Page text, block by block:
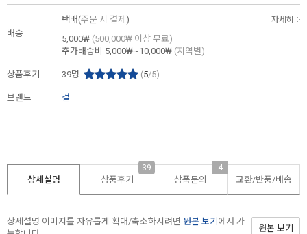
배송
택배(주문 시 결제 ) 자세히
5,000₩ (500,000₩ 이상 무료)
추가배송비
5,000₩~10,000₩ (지역별)
상품후기 39명 (5/5)
브랜드 걸
상세설명 상품후기
39
상품문의
4
교환/반품/배송
상세설명 이미지를 자유롭게 확대/축소하시려면 원본 보기 에서 가
원본 보기